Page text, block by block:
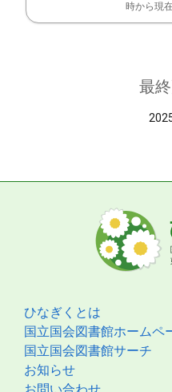
時から現
最
ひなぎくとは
国立国会図書館ホームペ
国立国会図書館サーチ
お知らせ